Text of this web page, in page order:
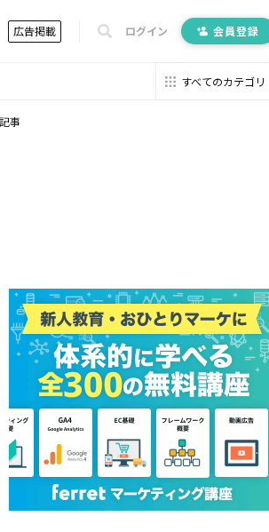
広告掲載 ログイン 会員登録
すべてのカテゴリ
事